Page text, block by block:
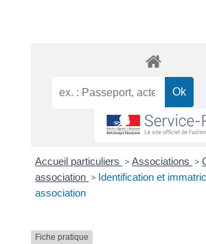
Accueil particuliers > Associations >
association > Identification et
association
Fiche pratique